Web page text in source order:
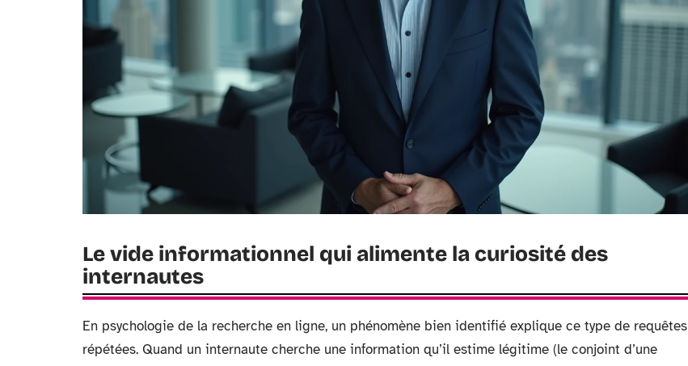
Le vide informationnel qui alimente la curiosité des
internautes
En psychologie de la recherche en ligne, un phénomène bien identifié explique ce type de requêtes
répétées. Quand un internaute cherche une information qu’il estime légitime (le conjoint d’une